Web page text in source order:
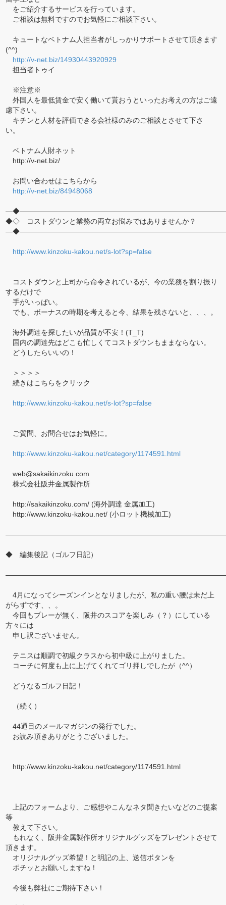
をご紹介するサービスを行っています。
ご相談は無料ですのでお気軽にご相談下さい。
キュートなベトナム人担当者がしっかりサポートさせて頂きます
(^^)
http://v-net.biz/14930443920929
担当者トゥイ
※注意※
外国人を最低賃金で安く働いて貰おうといったお考えの方はご遠
慮下さい。
キチンと人材を評価できる会社様のみのご相談とさせて下さ
い。
ベトナム人財ネット
http://v-net.biz/
お問い合わせはこちらから
http://v-net.biz/84948068
◆◇ コストダウンと業務の両立お悩みではありませんか？
http://www.kinzoku-kakou.net/s-lot?sp=false
コストダウンと上司から命令されているが、今の業務を割り振り
するだけで
手がいっぱい。
でも、ボーナスの時期を考えると今、結果を残さないと、、、。
海外調達を探したいが品質が不安！(T_T)
国内の調達先はどこも忙しくてコストダウンもままならない。
どうしたらいいの！
＞＞＞＞
続きはこちらをクリック
http://www.kinzoku-kakou.net/s-lot?sp=false
ご質問、お問合せはお気軽に。
http://www.kinzoku-kakou.net/category/1174591.html
web@sakaikinzoku.com
株式会社阪井金属製作所
http://sakaikinzoku.com/ (海外調達 金属加工)
http://www.kinzoku-kakou.net/ (小ロット機械加工)
◆ 編集後記（ゴルフ日記）
4月になってシーズンインとなりましたが、私の重い腰は未だ上
がらずです、、。
今回もプレーが無く、阪井のスコアを楽しみ（？）にしている
方々には
申し訳ございません。
テニスは順調で初級クラスから初中級に上がりました。
コーチに何度も上に上げてくれてゴリ押しでしたが（^^）
どうなるゴルフ日記！
（続く）
44通目のメールマガジンの発行でした。
お読み頂きありがとうございました。
http://www.kinzoku-kakou.net/category/1174591.html
上記のフォームより、ご感想やこんなネタ聞きたいなどのご提案
等
教えて下さい。
もれなく、阪井金属製作所オリジナルグッズをプレゼントさせて
頂きます。
オリジナルグッズ希望！と明記の上、送信ボタンを
ポチッとお願いしますね！
今後も弊社にご期待下さい！